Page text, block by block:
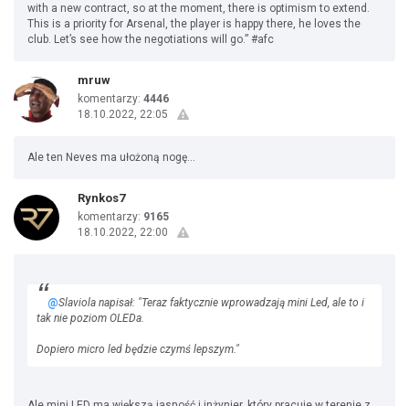
with a new contract, so at the moment, there is optimism to extend.
This is a priority for Arsenal, the player is happy there, he loves the
club. Let’s see how the negotiations will go.” #afc
mruw
komentarzy: 4446
18.10.2022, 22:05
Ale ten Neves ma ułożoną nogę...
Rynkos7
komentarzy: 9165
18.10.2022, 22:00
@Slaviola napisał: "Teraz faktycznie wprowadzają mini Led, ale to i
tak nie poziom OLEDa.
Dopiero micro led będzie czymś lepszym."